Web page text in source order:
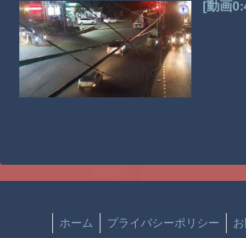
[動画
ホーム プライバシーポリシー